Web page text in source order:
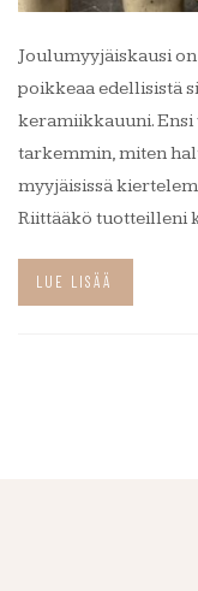
Joulumyyjäiskausi
poikkeaa edellisistä
keramiikkauuni.
tarkemmin, miten
myyjäisissä
Riittääkö tuotteilleni
LUE LISÄÄ